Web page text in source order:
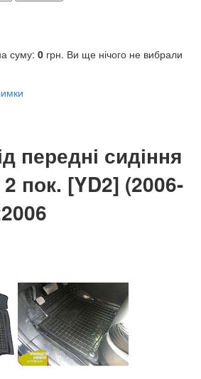
суму: 0 грн. Ви ще нічого не вибрали
передні сидіння
пок. [YD2] (2006-